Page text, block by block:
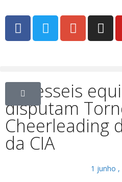
Dezesseis
disputam
Cheerleading
da CIA
1 junho ,